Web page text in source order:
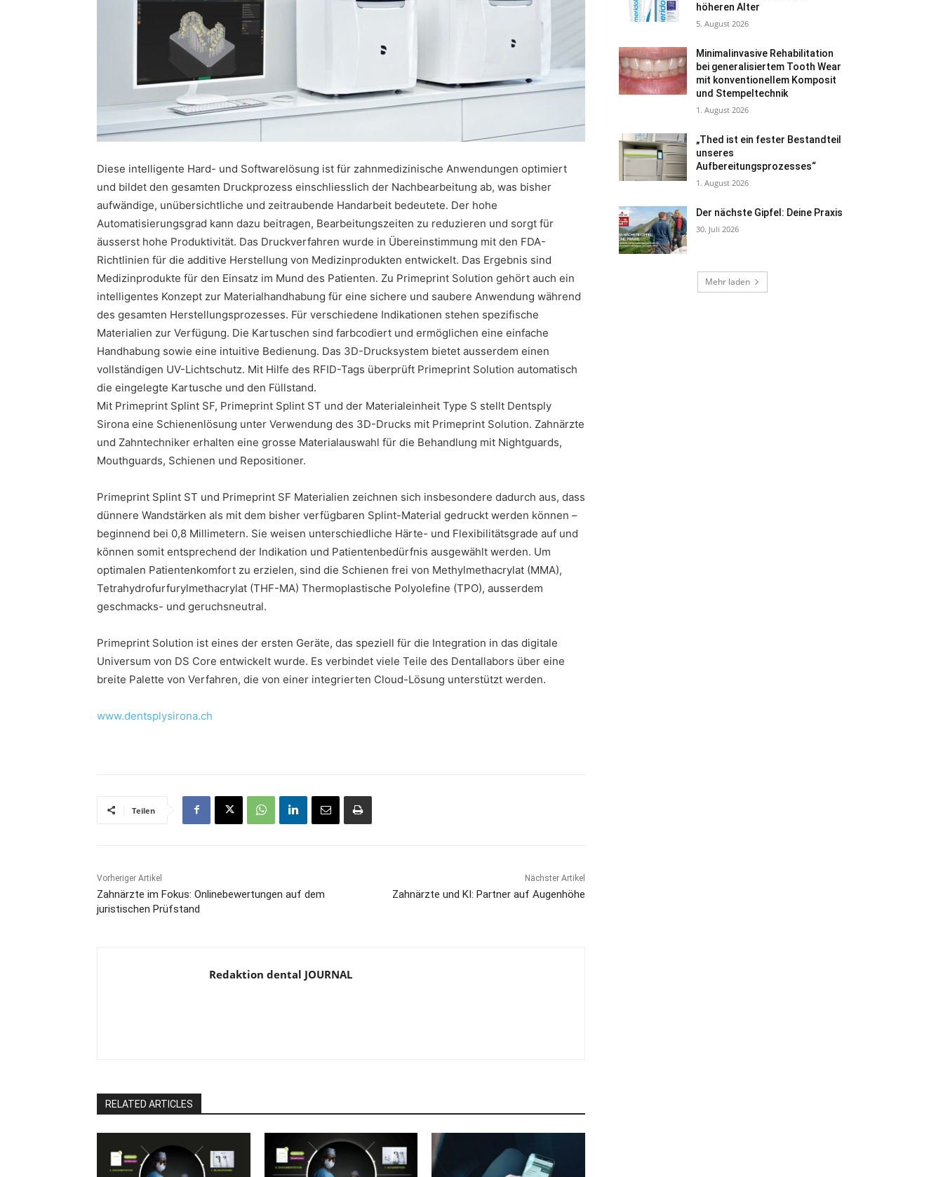
Diese intelligente Hard- und Softwarelösung ist für zahnmedizinische Anwendungen optimiert
und bildet den gesamten Druckprozess einschliesslich der Nachbearbeitung ab, was bisher
aufwändige, unübersichtliche und zeitraubende Handarbeit bedeutete. Der hohe
Automatisierungsgrad kann dazu beitragen, Bearbeitungszeiten zu reduzieren und sorgt für
äusserst hohe Produktivität. Das Druckverfahren wurde in Übereinstimmung mit den FDA-
Richtlinien für die additive Herstellung von Medizinprodukten entwickelt. Das Ergebnis sind
Medizinprodukte für den Einsatz im Mund des Patienten. Zu Primeprint Solution gehört auch ein
intelligentes Konzept zur Materialhandhabung für eine sichere und saubere Anwendung während
des gesamten Herstellungsprozesses. Für verschiedene Indikationen stehen spezifische
Materialien zur Verfügung. Die Kartuschen sind farbcodiert und ermöglichen eine einfache
Handhabung sowie eine intuitive Bedienung. Das 3D-Drucksystem bietet ausserdem einen
vollständigen UV-Lichtschutz. Mit Hilfe des RFID-Tags überprüft Primeprint Solution automatisch
die eingelegte Kartusche und den Füllstand.
Mit Primeprint Splint SF, Primeprint Splint ST und der Materialeinheit Type S stellt Dentsply
Sirona eine Schienenlösung unter Verwendung des 3D-Drucks mit Primeprint Solution. Zahnärzte
und Zahntechniker erhalten eine grosse Materialauswahl für die Behandlung mit Nightguards,
Mouthguards, Schienen und Repositioner.
Primeprint Splint ST und Primeprint SF Materialien zeichnen sich insbesondere dadurch aus, dass
dünnere Wandstärken als mit dem bisher verfügbaren Splint-Material gedruckt werden können –
beginnend bei 0,8 Millimetern. Sie weisen unterschiedliche Härte- und Flexibilitätsgrade auf und
können somit entsprechend der Indikation und Patientenbedürfnis ausgewählt werden. Um
optimalen Patientenkomfort zu erzielen, sind die Schienen frei von Methylmethacrylat (MMA),
Tetrahydrofurfurylmethacrylat (THF-MA) Thermoplastische Polyolefine (TPO), ausserdem
geschmacks- und geruchsneutral.
Primeprint Solution ist eines der ersten Geräte, das speziell für die Integration in das digitale
Universum von DS Core entwickelt wurde. Es verbindet viele Teile des Dentallabors über eine
breite Palette von Verfahren, die von einer integrierten Cloud-Lösung unterstützt werden.
www.dentsplysirona.ch
Teilen
Vorheriger Artikel
Zahnärzte im Fokus: Onlinebewertungen auf dem
juristischen Prüfstand
Nächster Artikel
Zahnärzte und KI: Partner auf Augenhöhe
Redaktion dental JOURNAL
RELATED ARTICLES
höheren Alter
5. August 2026
Minimalinvasive Rehabilitation
bei generalisiertem Tooth Wear
mit konventionellem Komposit
und Stempeltechnik
1. August 2026
„Thed ist ein fester Bestandteil
unseres
Aufbereitungsprozesses“
1. August 2026
Der nächste Gipfel: Deine Praxis
30. Juli 2026
Mehr laden